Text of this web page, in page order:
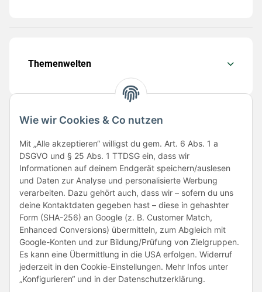
Wie wir Cookies & Co nutzen
Mit „Alle akzeptieren“ willigst du gem. Art. 6 Abs. 1 a
DSGVO und § 25 Abs. 1 TTDSG ein, dass wir
Informationen auf deinem Endgerät speichern/auslesen
und Daten zur Analyse und personalisierte Werbung
verarbeiten. Dazu gehört auch, dass wir – sofern du uns
deine Kontaktdaten gegeben hast – diese in gehashter
Form (SHA-256) an Google (z. B. Customer Match,
Enhanced Conversions) übermitteln, zum Abgleich mit
Google-Konten und zur Bildung/Prüfung von Zielgruppen.
Es kann eine Übermittlung in die USA erfolgen. Widerruf
jederzeit in den Cookie-Einstellungen. Mehr Infos unter
„Konfigurieren“ und in der Datenschutzerklärung.
Themenwelten
Folge uns
Unsere Partner